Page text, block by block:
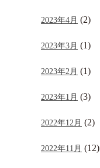
2023年4月 (2)
2023年3月 (1)
2023年2月 (1)
2023年1月 (3)
2022年12月 (2)
2022年11月 (12)